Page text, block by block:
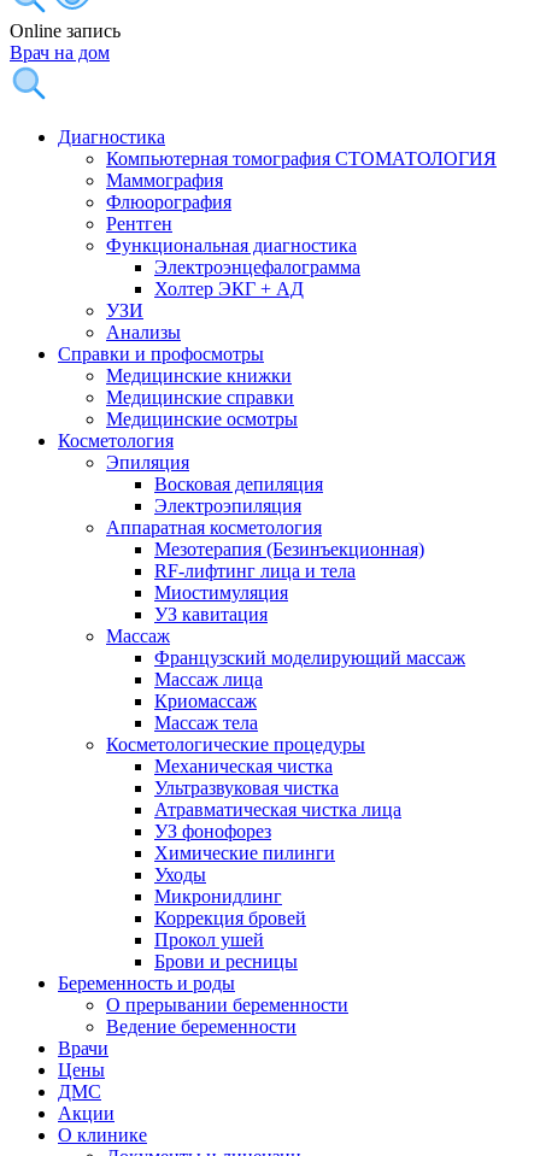
Online запись
Врач на дом
Диагностика
Компьютерная томография СТОМАТОЛОГИЯ
Маммография
Флюорография
Рентген
Функциональная диагностика
Электроэнцефалограмма
Холтер ЭКГ + АД
УЗИ
Анализы
Справки и профосмотры
Медицинские книжки
Медицинские справки
Медицинские осмотры
Косметология
Эпиляция
Восковая депиляция
Электроэпиляция
Аппаратная косметология
Мезотерапия (Безинъекционная)
RF-лифтинг лица и тела
Миостимуляция
УЗ кавитация
Массаж
Французский моделирующий массаж
Массаж лица
Криомассаж
Массаж тела
Косметологические процедуры
Механическая чистка
Ультразвуковая чистка
Атравматическая чистка лица
УЗ фонофорез
Химические пилинги
Уходы
Микронидлинг
Коррекция бровей
Прокол ушей
Брови и ресницы
Беременность и роды
О прерывании беременности
Ведение беременности
Врачи
Цены
ДМС
Акции
О клинике